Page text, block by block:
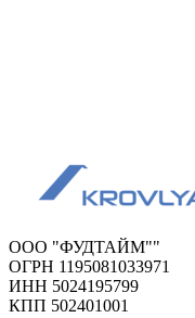
ООО "ФУДТАЙМ""
ОГРН 1195081033971
ИНН 5024195799
КПП 502401001